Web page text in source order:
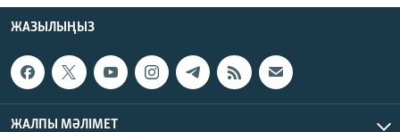
ЖАЗЫЛЫҢЫЗ
ЖАЛПЫ МӘЛІМЕТ